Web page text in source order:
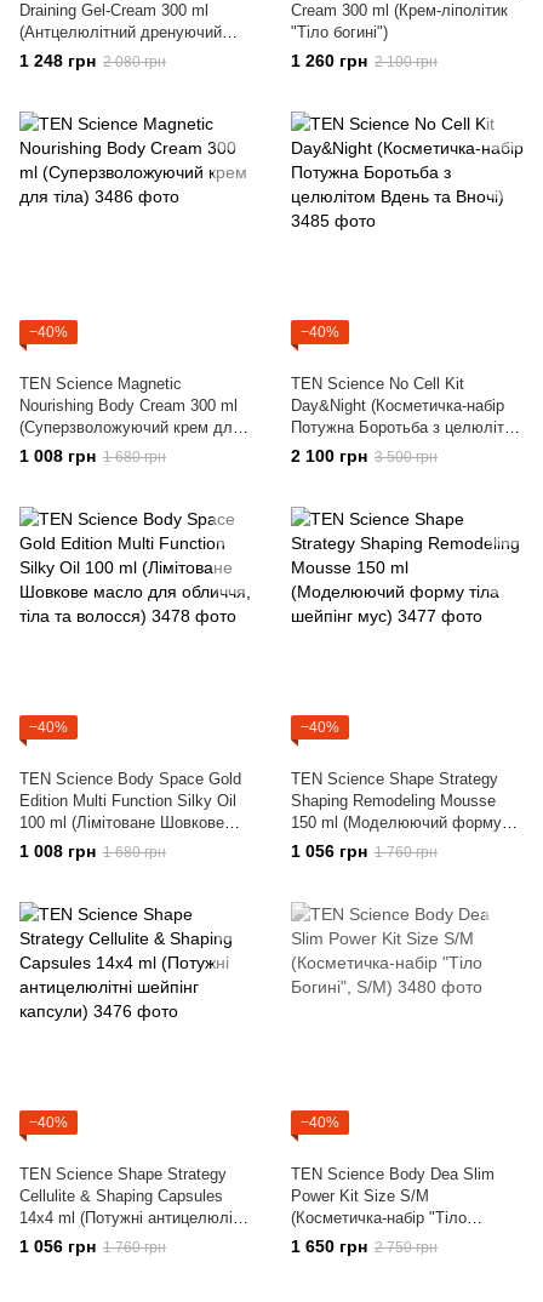
Draining Gel-Cream 300 ml
(Антцелюлітний дренуючий
гель-крем)
1 248 грн 2 080 грн
Cream 300 ml (Крем-ліполітик
"Тіло богині")
1 260 грн 2 100 грн
−40%
TEN Science Magnetic
Nourishing Body Cream 300 ml
(Суперзволожуючий крем для
тіла)
1 008 грн 1 680 грн
−40%
TEN Science No Cell Kit
Day&Night (Косметичка-набір
Потужна Боротьба з целюлітом
Вдень та Вночі)
2 100 грн 3 500 грн
−40%
TEN Science Body Space Gold
Edition Multi Function Silky Oil
100 ml (Лімітоване Шовкове
масло для обличчя, тіла та
волосся)
1 008 грн 1 680 грн
−40%
TEN Science Shape Strategy
Shaping Remodeling Mousse
150 ml (Моделюючий форму
тіла шейпінг мус)
1 056 грн 1 760 грн
−40%
TEN Science Shape Strategy
Cellulite & Shaping Capsules
14x4 ml (Потужні антицелюлітні
шейпінг капсули)
1 056 грн 1 760 грн
−40%
TEN Science Body Dea Slim
Power Kit Size S/M
(Косметичка-набір "Тіло
Богині", S/M)
1 650 грн 2 750 грн